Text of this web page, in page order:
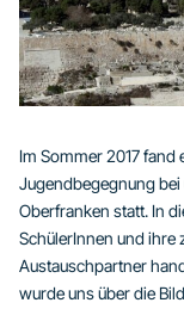
Im Sommer 2017
Jugendbegegnung
Oberfranken statt. In
SchülerInnen und ihre
Austauschpartner
wurde uns über die